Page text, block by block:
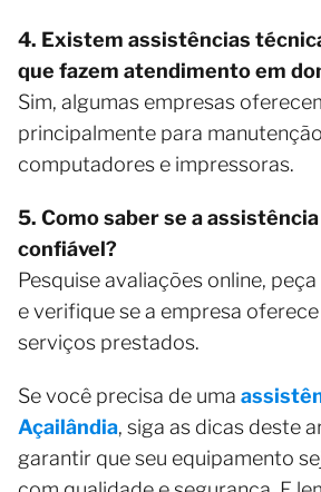
4. Existem assistências
que fazem atendimento em
Sim, algumas empresas
principalmente para
computadores e impressoras.
5. Como saber se a
confiável?
Pesquise avaliações online,
e verifique se a empresa
serviços prestados.
Se você precisa de uma
Açailândia, siga as dicas deste
garantir que seu equipamento